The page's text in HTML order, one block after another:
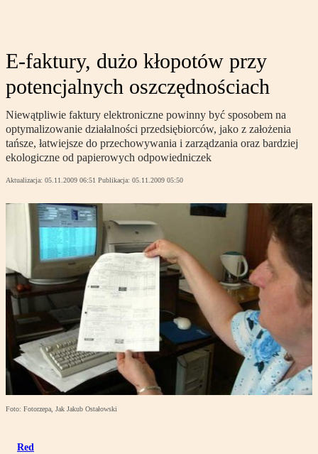
E-faktury, dużo kłopotów przy
potencjalnych oszczędnościach
Niewątpliwie faktury elektroniczne powinny być sposobem na
optymalizowanie działalności przedsiębiorców, jako z założenia
tańsze, łatwiejsze do przechowywania i zarządzania oraz bardziej
ekologiczne od papierowych odpowiedniczek
Aktualizacja: 05.11.2009 06:51 Publikacja: 05.11.2009 05:50
Foto: Fotorzepa, Jak Jakub Ostałowski
Red